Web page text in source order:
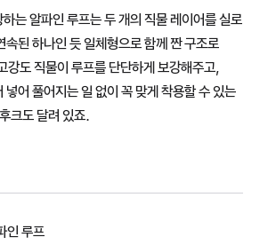
는 알파인 루프는 두 개의 직물 레이어를 실로
속된 하나인 듯 일체형으로 함께 짠 구조로
강도 직물이 루프를 단단하게 보강해주고,
넣어 풀어지는 일 없이 꼭 맞게 착용할 수 있는
크도 달려 있죠.
루프